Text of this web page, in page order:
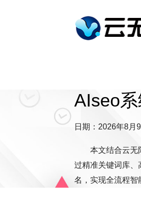
AIseo
日期：2026年8月9
本文结合云无
过精准关键词库、
名，实现全流程智